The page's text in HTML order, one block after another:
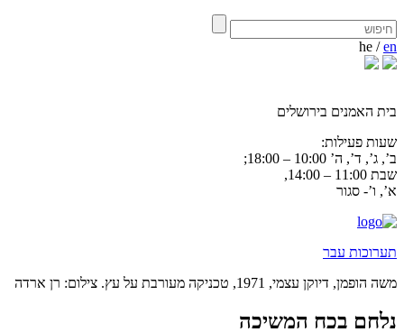
he /en
בית האמנים בירושלים
שעות פעילות:
ב’, ג’, ד’, ה’ 10:00 – 18:00;
שבת 11:00 – 14:00,
א’, ו’- סגור
תערוכות עבר
משה הופמן, דיוקן עצמי, 1971, טכניקה מעורבת על עץ. צילום: רן ארדה
נלחם בכח המשיכה